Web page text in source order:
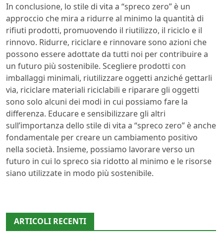
In conclusione, lo stile di vita a “spreco zero” è un
approccio che mira a ridurre al minimo la quantità di
rifiuti prodotti, promuovendo il riutilizzo, il riciclo e il
rinnovo. Ridurre, riciclare e rinnovare sono azioni che
possono essere adottate da tutti noi per contribuire a
un futuro più sostenibile. Scegliere prodotti con
imballaggi minimali, riutilizzare oggetti anziché gettarli
via, riciclare materiali riciclabili e riparare gli oggetti
sono solo alcuni dei modi in cui possiamo fare la
differenza. Educare e sensibilizzare gli altri
sull’importanza dello stile di vita a “spreco zero” è anche
fondamentale per creare un cambiamento positivo
nella società. Insieme, possiamo lavorare verso un
futuro in cui lo spreco sia ridotto al minimo e le risorse
siano utilizzate in modo più sostenibile.
ARTICOLI RECENTI